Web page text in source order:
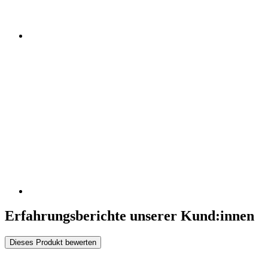
Erfahrungsberichte unserer Kund:innen
Dieses Produkt bewerten